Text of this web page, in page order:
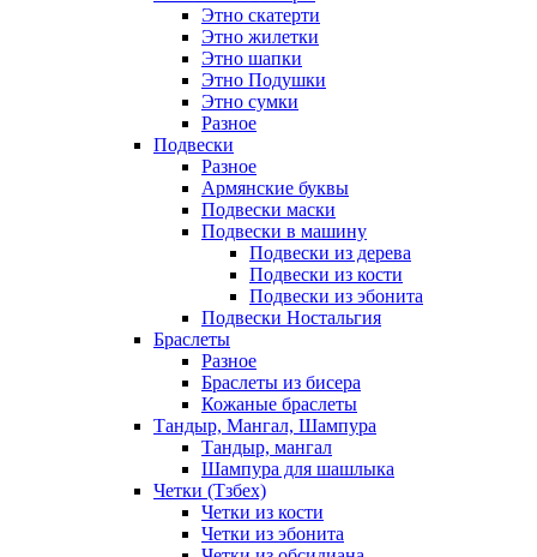
Этно скатерти
Этно жилетки
Этно шапки
Этно Подушки
Этно сумки
Разное
Подвески
Разное
Армянские буквы
Подвески маски
Подвески в машину
Подвески из дерева
Подвески из кости
Подвески из эбонита
Подвески Ностальгия
Браслеты
Разное
Браслеты из бисера
Кожаные браслеты
Тандыр, Мангал, Шампура
Тандыр, мангал
Шампура для шашлыка
Четки (Тзбех)
Четки из кости
Четки из эбонита